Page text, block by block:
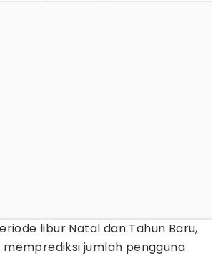
libur Natal dan Tahun Baru,
memprediksi jumlah pengguna